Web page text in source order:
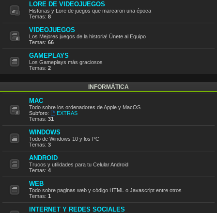
LORE DE VIDEOJUEGOS
Historias y Lore de juegos que marcaron una época
Temas: 8
VIDEOJUEGOS
Los Mejores juegos de la historia! Únete al Equipo
Temas: 66
GAMEPLAYS
Los Gameplays más graciosos
Temas: 2
INFORMÁTICA
MAC
Todo sobre los ordenadores de Apple y MacOS
Subforo:
EXTRAS
Temas: 31
WINDOWS
Todo de Windows 10 y los PC
Temas: 3
ANDROID
Trucos y utilidades para tu Celular Android
Temas: 4
WEB
Todo sobre paginas web y código HTML o Javascript entre otros
Temas: 1
INTERNET Y REDES SOCIALES